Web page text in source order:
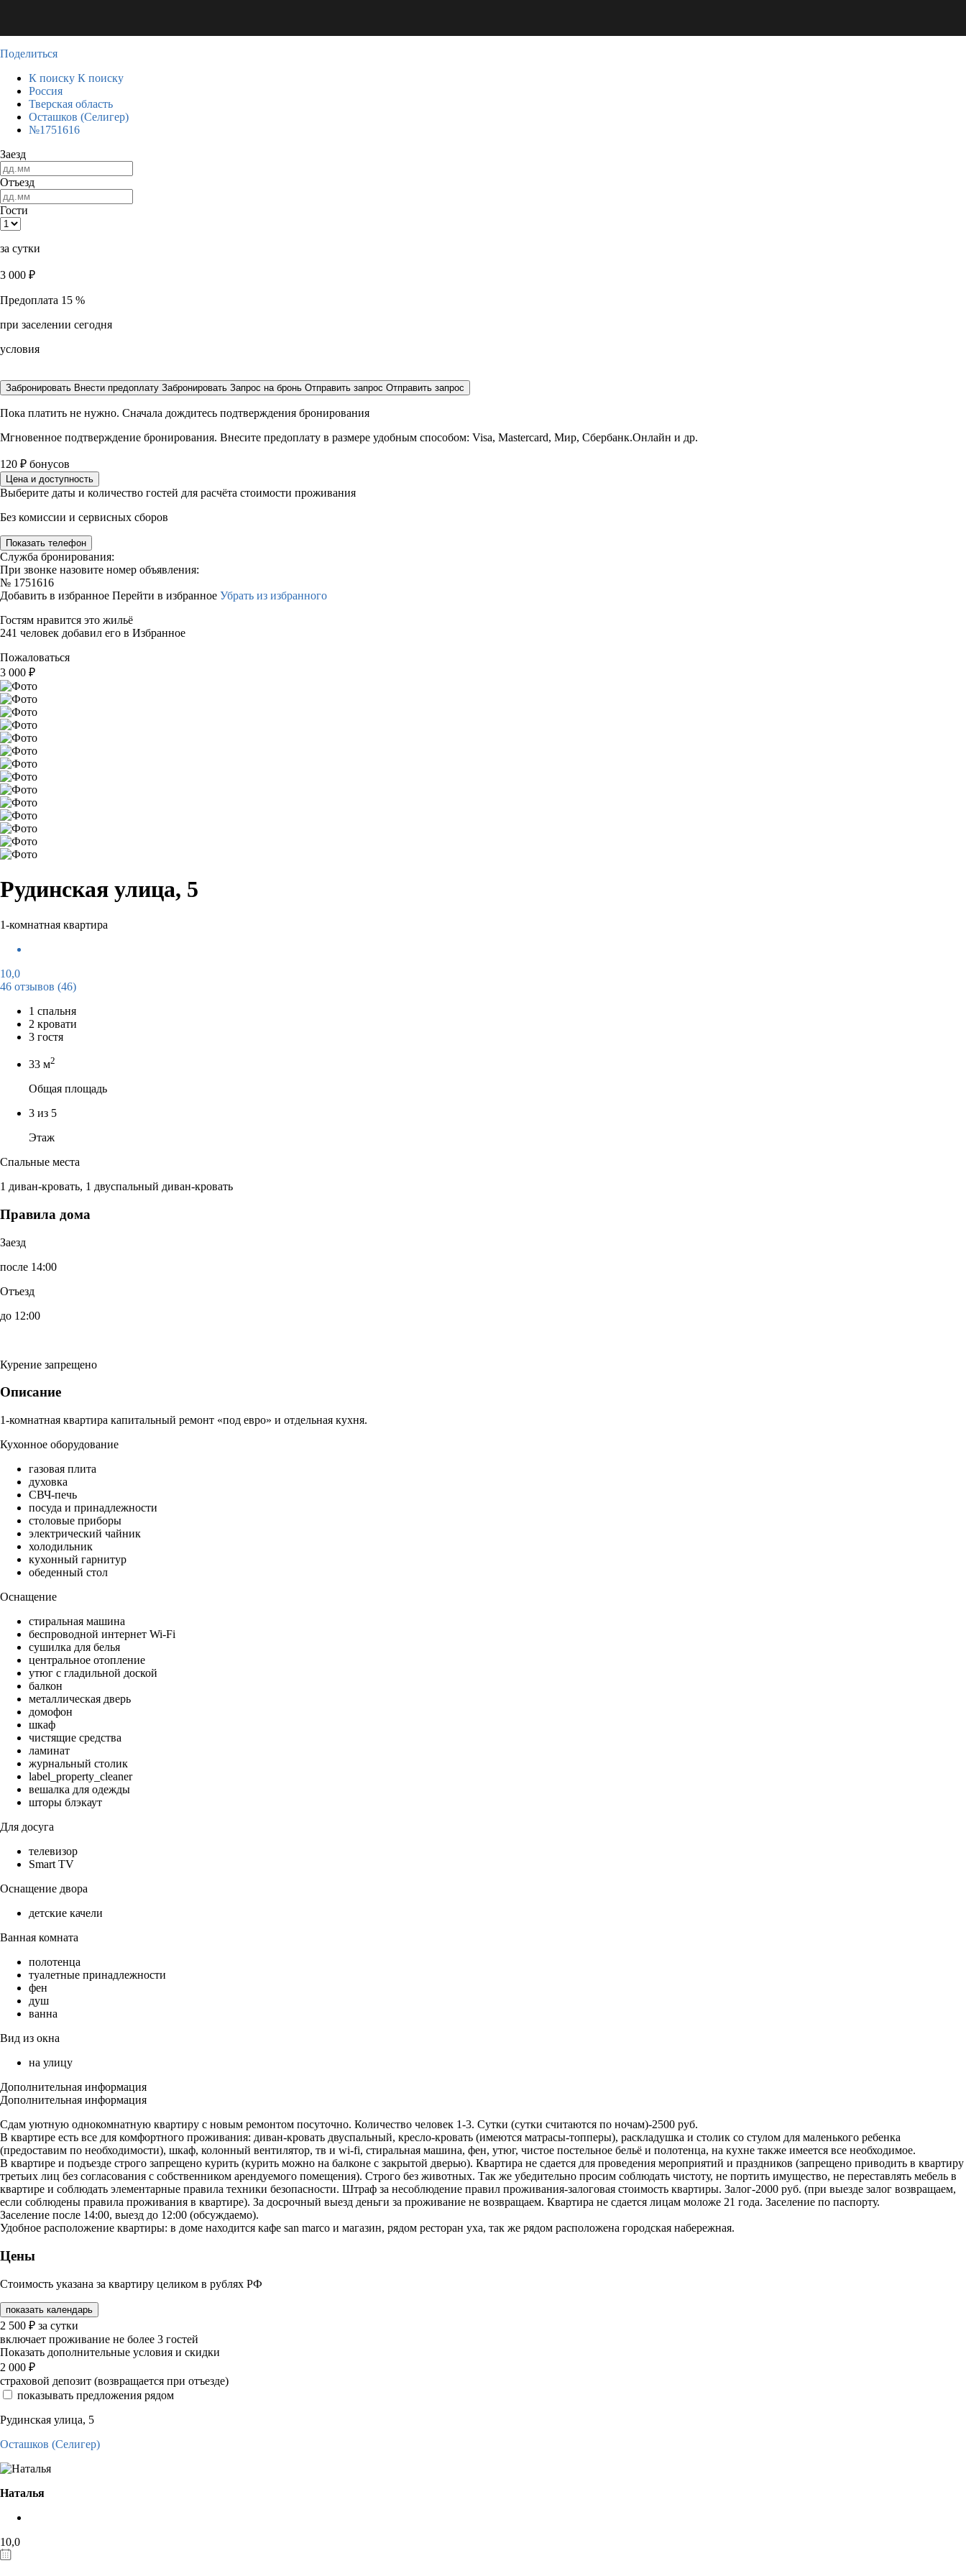
Поделиться
К поиску К поиску
Россия
Тверская область
Осташков (Селигер)
№1751616
Заезд
Отъезд
Гости
за сутки
3 000 ₽
Предоплата 15 %
при заселении сегодня
условия
Забронировать Внести предоплату Забронировать Запрос на бронь Отправить запрос Отправить запрос
Пока платить не нужно. Сначала дождитесь подтверждения бронирования
Мгновенное подтверждение бронирования. Внесите предоплату в размере удобным способом: Visa, Mastercard, Мир, Сбербанк.Онлайн и др.
120 ₽ бонусов
Цена и доступность
Выберите даты и количество гостей для расчёта стоимости проживания
Без комиссии и сервисных сборов
Показать телефон
Служба бронирования:
При звонке назовите номер объявления:
№ 1751616
Добавить в избранное Перейти в избранное Убрать из избранного
Гостям нравится это жильё
241 человек добавил его в Избранное
Пожаловаться
3 000 ₽
Рудинская улица, 5
1-комнатная квартира
10,0
46 отзывов (46)
1 спальня
2 кровати
3 гостя
33 м2
Общая площадь
3 из 5
Этаж
Спальные места
1 диван-кровать, 1 двуспальный диван-кровать
Правила дома
Заезд
после 14:00
Отъезд
до 12:00
Курение запрещено
Описание
1-комнатная квартира капитальный ремонт «под евро» и отдельная кухня.
Кухонное оборудование
газовая плита
духовка
СВЧ-печь
посуда и принадлежности
столовые приборы
электрический чайник
холодильник
кухонный гарнитур
обеденный стол
Оснащение
стиральная машина
беспроводной интернет Wi-Fi
сушилка для белья
центральное отопление
утюг с гладильной доской
балкон
металлическая дверь
домофон
шкаф
чистящие средства
ламинат
журнальный столик
label_property_cleaner
вешалка для одежды
шторы блэкаут
Для досуга
телевизор
Smart TV
Оснащение двора
детские качели
Ванная комната
полотенца
туалетные принадлежности
фен
душ
ванна
Вид из окна
на улицу
Дополнительная информация
Дополнительная информация
Сдам уютную однокомнатную квартиру с новым ремонтом посуточно. Количество человек 1-3. Сутки (сутки считаются по ночам)-2500 руб.
В квартире есть все для комфортного проживания: диван-кровать двуспальный, кресло-кровать (имеются матрасы-топперы), раскладушка и столик со стулом для маленького ребенка
(предоставим по необходимости), шкаф, колонный вентилятор, тв и wi-fi, стиральная машина, фен, утюг, чистое постельное бельё и полотенца, на кухне также имеется все необходимое.
В квартире и подъезде строго запрещено курить (курить можно на балконе с закрытой дверью). Квартира не сдается для проведения мероприятий и праздников (запрещено приводить в квартиру
третьих лиц без согласования с собственником арендуемого помещения). Строго без животных. Так же убедительно просим соблюдать чистоту, не портить имущество, не переставлять мебель в
квартире и соблюдать элементарные правила техники безопасности. Штраф за несоблюдение правил проживания-залоговая стоимость квартиры. Залог-2000 руб. (при выезде залог возвращаем,
если соблюдены правила проживания в квартире). За досрочный выезд деньги за проживание не возвращаем. Квартира не сдается лицам моложе 21 года. Заселение по паспорту.
Заселение после 14:00, выезд до 12:00 (обсуждаемо).
Удобное расположение квартиры: в доме находится кафе san marco и магазин, рядом ресторан уха, так же рядом расположена городская набережная.
Цены
Стоимость указана за квартиру целиком в рублях РФ
показать календарь
2 500 ₽ за сутки
включает проживание не более 3 гостей
Показать дополнительные условия и скидки
2 000 ₽
страховой депозит (возвращается при отъезде)
показывать предложения рядом
Рудинская улица, 5
Осташков (Селигер)
Наталья
10,0